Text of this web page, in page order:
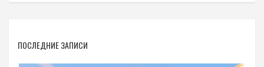
ПОСЛЕДНИЕ ЗАПИСИ